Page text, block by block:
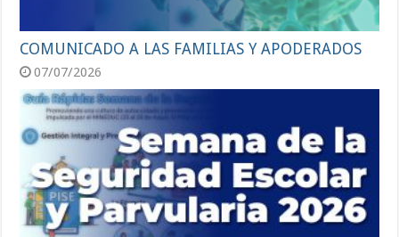
COMUNICADO A LAS FAMILIAS Y APODERADOS
07/07/2026